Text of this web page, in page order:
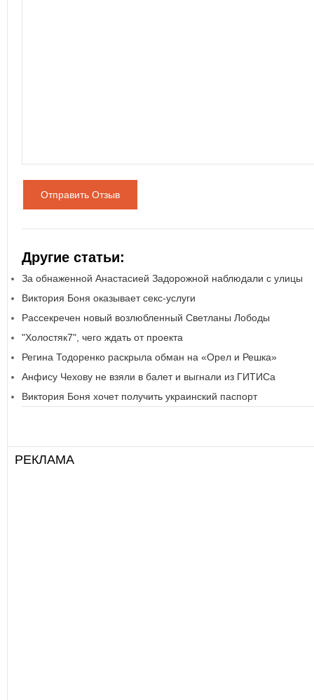
Отправить Отзыв
Другие статьи:
За обнаженной Анастасией Задорожной наблюдали с улицы
Виктория Боня оказывает секс-услуги
Рассекречен новый возлюбленный Светланы Лободы
"Холостяк7", чего ждать от проекта
Регина Тодоренко раскрыла обман на «Орел и Решка»
Анфису Чехову не взяли в балет и выгнали из ГИТИСа
Виктория Боня хочет получить украинский паспорт
РЕКЛАМА